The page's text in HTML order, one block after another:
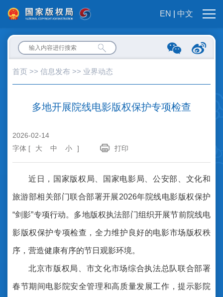
EN 中文
首页 >> 信息发布 >> 业界动态
多地开展院线电影版权保护专项检查
2026-02-14
字体 [
大 中 小 ] 打印
近日，国家版权局、国家电影局、公安部、文化和
旅游部相关部门联合部署开展2026年院线电影版权保护
“剑影”专项行动。多地版权执法部门组织开展节前院线电
影版权保护专项检查，全力维护良好的电影市场版权秩
序，营造健康有序的节日观影环境。
北京市版权局、市文化市场综合执法总队联合部署
春节期间电影院安全管理和高质量发展工作，提示影院